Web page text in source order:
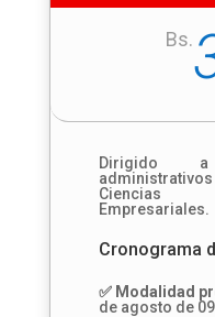
Bs.
Dirigido
Ciencias
Empresariales.
Cronograma
✅ Modalidad
de agosto de